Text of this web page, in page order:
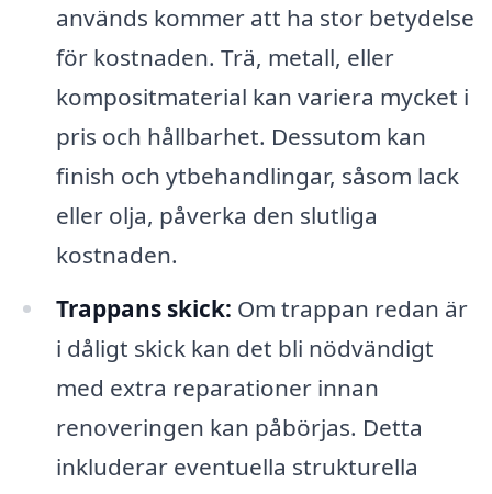
används kommer att ha stor betydelse
för kostnaden. Trä, metall, eller
kompositmaterial kan variera mycket i
pris och hållbarhet. Dessutom kan
finish och ytbehandlingar, såsom lack
eller olja, påverka den slutliga
kostnaden.
Trappans skick: Om trappan redan är
i dåligt skick kan det bli nödvändigt
med extra reparationer innan
renoveringen kan påbörjas. Detta
inkluderar eventuella strukturella